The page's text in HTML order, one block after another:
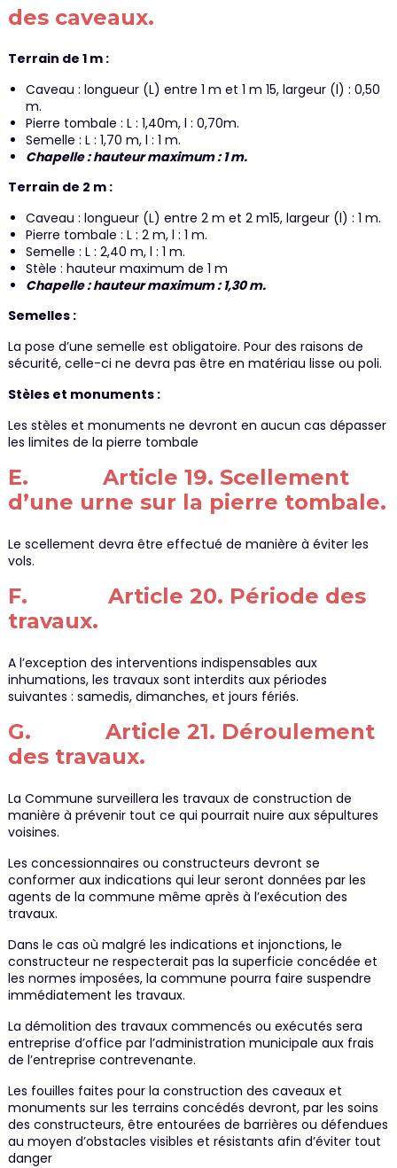
des caveaux.
Terrain de 1 m :
Caveau : longueur (L) entre 1 m et 1 m 15, largeur (l) : 0,50
m.
Pierre tombale : L : 1,40m, l : 0,70m.
Semelle : L : 1,70 m, l : 1 m.
Chapelle : hauteur maximum : 1 m.
Terrain de 2 m :
Caveau : longueur (L) entre 2 m et 2 m15, largeur (l) : 1 m.
Pierre tombale : L : 2 m, l : 1 m.
Semelle : L : 2,40 m, l : 1 m.
Stèle : hauteur maximum de 1 m
Chapelle : hauteur maximum : 1,30 m.
Semelles :
La pose d’une semelle est obligatoire. Pour des raisons de
sécurité, celle-ci ne devra pas être en matériau lisse ou poli.
Stèles et monuments :
Les stèles et monuments ne devront en aucun cas dépasser
les limites de la pierre tombale
E. Article 19. Scellement
d’une urne sur la pierre tombale.
Le scellement devra être effectué de manière à éviter les
vols.
F. Article 20. Période des
travaux.
A l’exception des interventions indispensables aux
inhumations, les travaux sont interdits aux périodes
suivantes : samedis, dimanches, et jours fériés.
G. Article 21. Déroulement
des travaux.
La Commune surveillera les travaux de construction de
manière à prévenir tout ce qui pourrait nuire aux sépultures
voisines.
Les concessionnaires ou constructeurs devront se
conformer aux indications qui leur seront données par les
agents de la commune même après à l’exécution des
travaux.
Dans le cas où malgré les indications et injonctions, le
constructeur ne respecterait pas la superficie concédée et
les normes imposées, la commune pourra faire suspendre
immédiatement les travaux.
La démolition des travaux commencés ou exécutés sera
entreprise d’office par l’administration municipale aux frais
de l’entreprise contrevenante.
Les fouilles faites pour la construction des caveaux et
monuments sur les terrains concédés devront, par les soins
des constructeurs, être entourées de barrières ou défendues
au moyen d’obstacles visibles et résistants afin d’éviter tout
danger